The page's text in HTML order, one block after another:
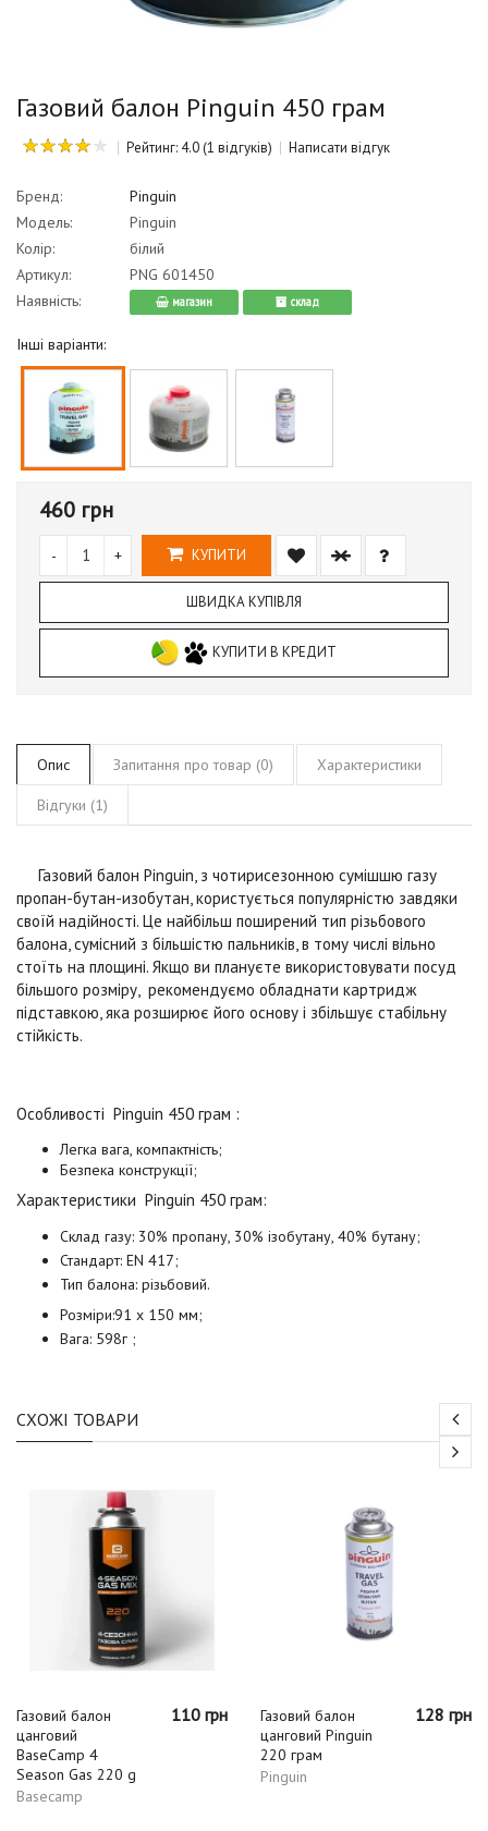
Газовий балон Pinguin 450 грам
Рейтинг: 4.0(1 відгуків) Написати відгук
Бренд:
Pinguin
Модель:
Pinguin
Колір:
білий
Артикул:
PNG 601450
Наявність:
магазин cклад
Інші варіанти:
460 грн
- + КУПИТИ
ШВИДКА КУПІВЛЯ
КУПИТИ В КРЕДИТ
Опис Запитання про товар (0) Характеристики
Відгуки (1)
Газовий балон Pinguin, з чотирисезонною сумішшю газу
пропан-бутан-изобутан, користується популярністю завдяки
своїй надійності. Це найбільш поширений тип різьбового
балона, сумісний з більшістю пальників, в тому числі вільно
стоїть на площині. Якщо ви плануєте використовувати посуд
більшого розміру, рекомендуємо обладнати картридж
підставкою, яка розширює його основу і збільшує стабільну
стійкість.
Особливості Pinguin 450 грам :
Легка вага, компактність;
Безпека конструкції;
Характеристики Pinguin 450 грам:
Склад газу: 30% пропану, 30% ізобутану, 40% бутану;
Стандарт: EN 417;
Тип балона: різьбовий.
Розміри:91 х 150 мм;
Вага: 598г ;
СХОЖІ ТОВАРИ
Газовий балон
цанговий
BaseCamp 4
Season Gas 220 g
Basecamp
110 грн
Газовий балон
цанговий Pinguin
220 грам
Pinguin
128 грн